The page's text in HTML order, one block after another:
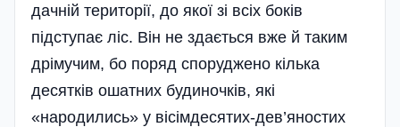
дачній території, до якої зі всіх боків
підступає ліс. Він не здається вже й таким
дрімучим, бо поряд споруджено кілька
десятків ошатних будиночків, які
«народились» у вісімдесятих-дев’яностих